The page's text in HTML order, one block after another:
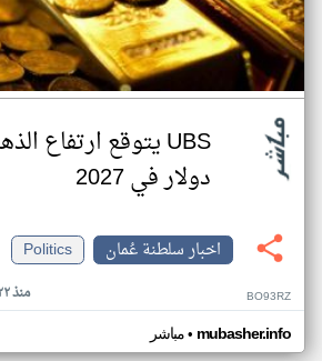
دولار في 2027
اخبار سلطنة عُمان
Politics
منذ ٢٢ ساعة BO93RZ
مباشر• mubasher.info